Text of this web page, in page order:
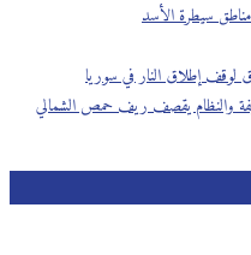
سيطرة الأسد
لوقف إطلاق النار في سوريا
والنظام يقصف ريف حمص الشمالي